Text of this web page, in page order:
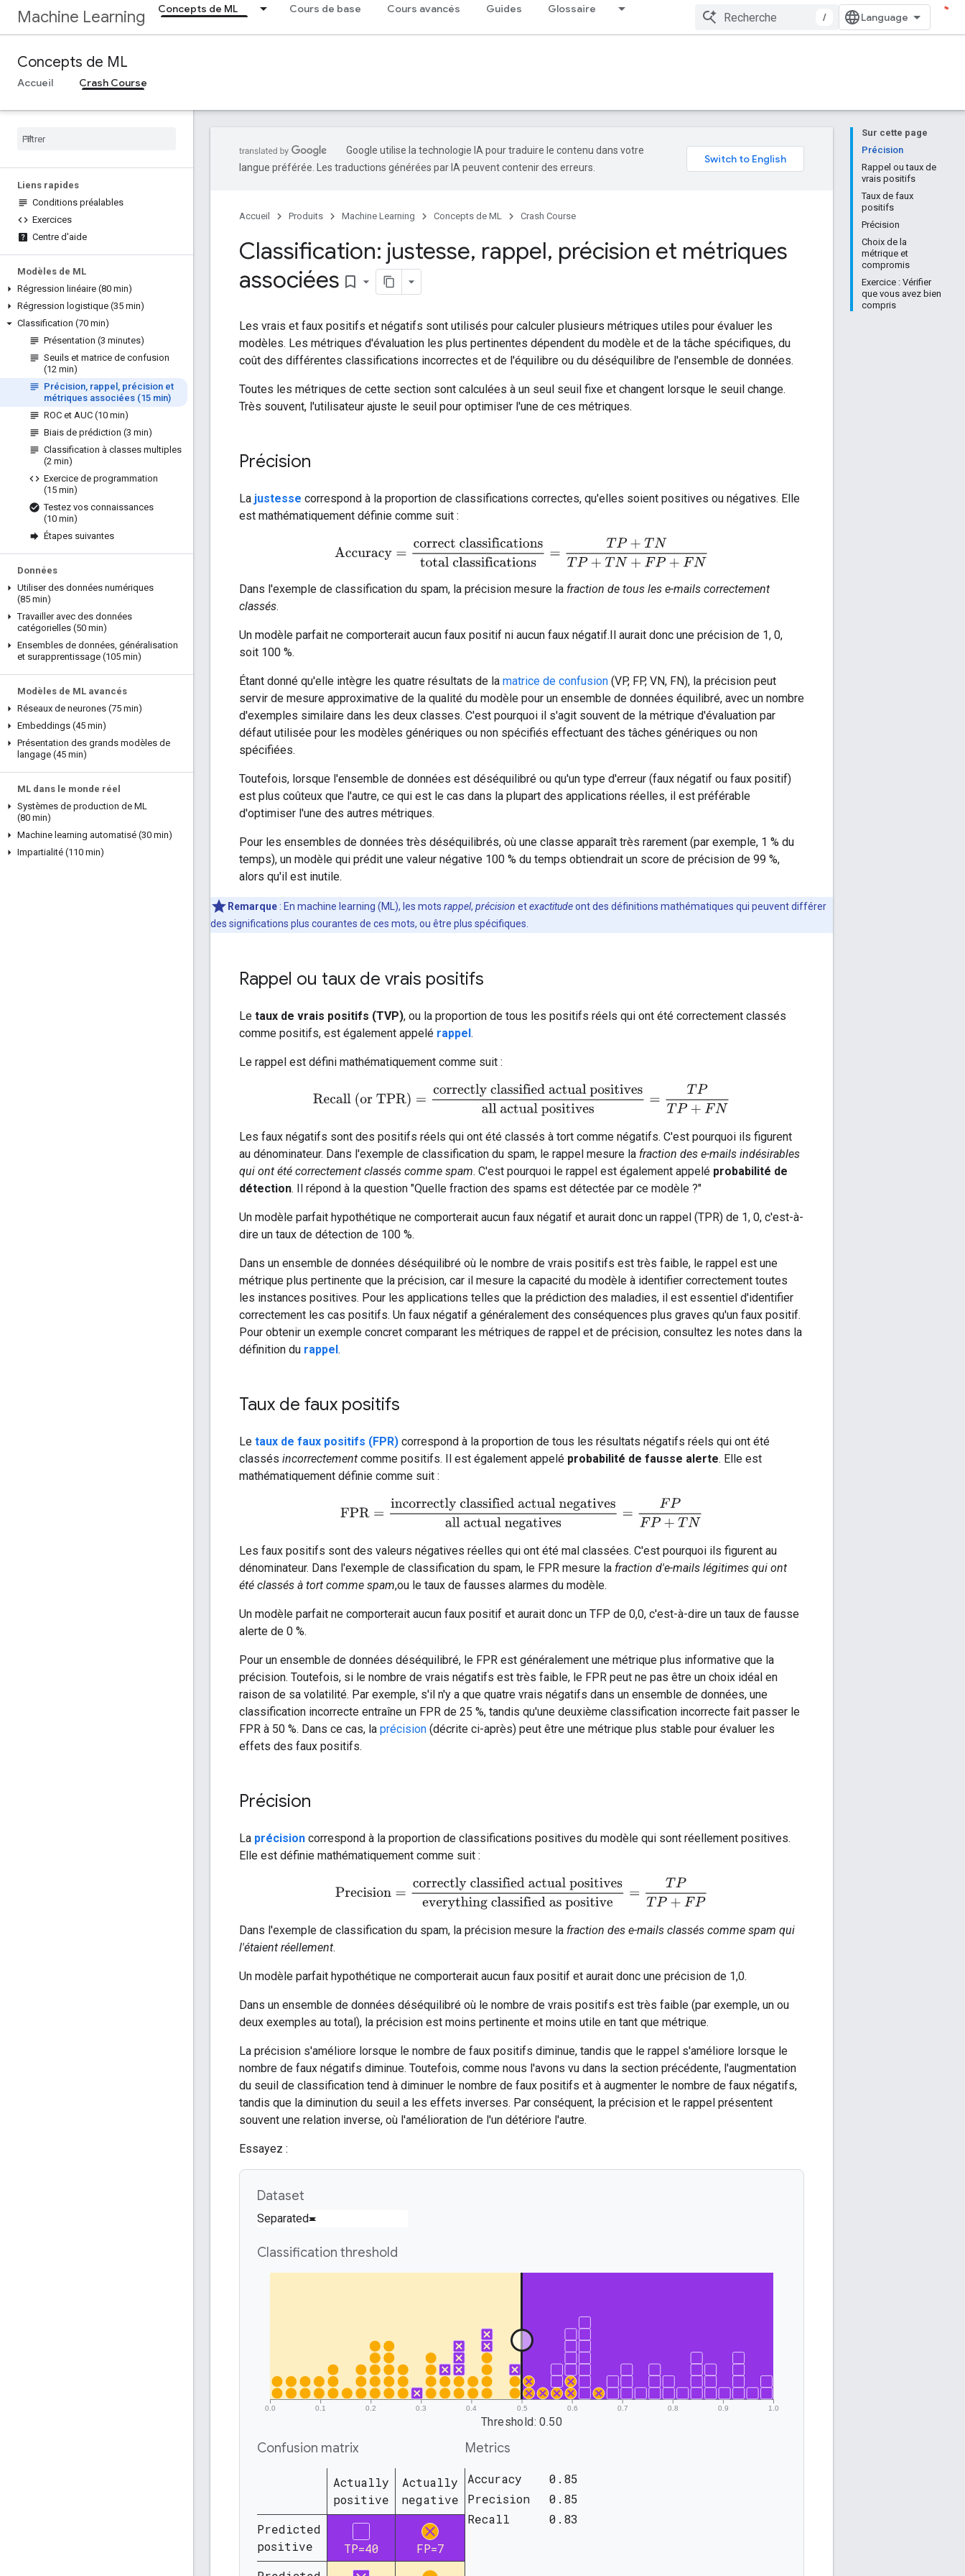
Machine Learning Concepts de ML Cours de base Cours avancés Guides Glossaire
/
Concepts de ML
Accueil Crash Course
Liens rapides
Conditions préalables
Exercices
Centre d'aide
Modèles de ML
Régression linéaire (80 min)
Régression logistique (35 min)
Classification (70 min)
Présentation (3 minutes)
Seuils et matrice de confusion
(12 min)
Précision, rappel , précision et
métriques associées (15 min)
ROC et AUC (10 min)
Biais de prédiction (3 min)
Classification à classes multiples
(2 min)
Exercice de programmation
(15 min)
Testez vos connaissances
(10 min)
Étapes suivantes
Données
Utiliser des données numériques
(85 min)
Travailler avec des données
catégorielles (50 min)
Ensembles de données, généralisation
et surapprentissage (105 min)
Modèles de ML avancés
Réseaux de neurones (75 min)
Embeddings (45 min)
Présentation des grands modèles de
langage (45 min)
ML dans le monde réel
Systèmes de production de ML
(80 min)
Machine learning automatisé (30 min)
Impartialité (110 min)
Sur cette page
Précision
Rappel ou taux de
vrais positifs
Taux de faux
positifs
Précision
Choix de la
métrique et
compromis
Exercice : Vérifier
que vous avez bien
compris
Google utilise la technologie IA pour traduire le contenu dans votre
langue préférée. Les traductions générées par IA peuvent contenir des erreurs.
Accueil Produits Machine Learning Concepts de ML Crash Course
Classification: justesse, rappel, précision et métriques
associées bookmark_border
Les vrais et faux positifs et négatifs sont utilisés pour calculer plusieurs métriques utiles pour évaluer les
modèles. Les métriques d'évaluation les plus pertinentes dépendent du modèle et de la tâche spécifiques, du
coût des différentes classifications incorrectes et de l'équilibre ou du déséquilibre de l'ensemble de données.
Toutes les métriques de cette section sont calculées à un seul seuil fixe et changent lorsque le seuil change.
Très souvent, l'utilisateur ajuste le seuil pour optimiser l'une de ces métriques.
Précision
La justesse correspond à la proportion de classifications correctes, qu'elles soient positives ou négatives. Elle
est mathématiquement définie comme suit :
Accuracy correct classificationstotal classifications TP+T NTP+TN
Dans l'exemple de classification du spam, la précision mesure la fraction de tous les e-mails correctement
classés.
Un modèle parfait ne comporterait aucun faux positif ni aucun faux négatif.Il aurait donc une précision de 1, 0,
soit 100 %.
Étant donné qu'elle intègre les quatre résultats de la matrice de confusion (VP, FP, VN, FN), la précision peut
servir de mesure approximative de la qualité du modèle pour un ensemble de données équilibré, avec un nombre
d'exemples similaire dans les deux classes. C'est pourquoi il s'agit souvent de la métrique d'évaluation par
défaut utilisée pour les modèles génériques ou non spécifiés effectuant des tâches génériques ou non
spécifiées.
Toutefois, lorsque l'ensemble de données est déséquilibré ou qu'un type d'erreur (faux négatif ou faux positif)
est plus coûteux que l'autre, ce qui est le cas dans la plupart des applications réelles, il est préférable
d'optimiser l'une des autres métriques.
Pour les ensembles de données très déséquilibrés, où une classe apparaît très rarement (par exemple, 1 % du
temps), un modèle qui prédit une valeur négative 100 % du temps obtiendrait un score de précision de 99 %,
alors qu'il est inutile.
Remarque : En machine learning (ML), les mots rappel, précision etexactitudeont des définitions mathématiques qui peuvent différer
des significations plus courantes de ces mots, ou être plus spécifiques.
Rappel ou taux de vrais positifs
Le taux de vrais positifs (TVP), ou la proportion de tous les positifs réels qui ont été correctement classés
comme positifs, est également appelé rappel.
Le rappel est défini mathématiquement comme suit :
Recall (or TPR)=correctly classified actual positivesall actual positives PTP+
Les faux négatifs sont des positifs réels qui ont été classés à tort comme négatifs. C'est pourquoi ils figurent
au dénominateur. Dans l'exemple de classification du spam, le rappel mesure la fraction des e-mails indésirables
qui ont été correctement classés comme spam. C'est pourquoi le rappel est également appelé probabilité de
détection. Il répond à la question "Quelle fraction des spams est détectée par ce modèle ?"
Un modèle parfait hypothétique ne comporterait aucun faux négatif et aurait donc un rappel (TPR) de 1, 0, c'est-à-
dire un taux de détection de 100 %.
Dans un ensemble de données déséquilibré où le nombre de vrais positifs est très faible, le rappel est une
métrique plus pertinente que la précision, car il mesure la capacité du modèle à identifier correctement toutes
les instances positives. Pour les applications telles que la prédiction des maladies, il est essentiel d'identifier
correctement les cas positifs. Un faux négatif a généralement des conséquences plus graves qu'un faux positif.
Pour obtenir un exemple concret comparant les métriques de rappel et de précision, consultez les notes dans la
définition du rappel.
Taux de faux positifs
Le taux de faux positifs (FPR) correspond à la proportion de tous les résultats négatifs réels qui ont été
classés incorrectement comme positifs. Il est également appelé probabilité de fausse alerte. Elle est
mathématiquement définie comme suit :
FPR= incorrectly classified actual negatives all actual negatives =FPF
Les faux positifs sont des valeurs négatives réelles qui ont été mal classées. C'est pourquoi ils figurent au
dénominateur. Dans l'exemple de classification du spam, le FPR mesure la fraction d'e-mails légitimes qui ont
été classés à tort comme spam,ou le taux de fausses alarmes du modèle.
Un modèle parfait ne comporterait aucun faux positif et aurait donc un TFP de 0,0, c'est-à-dire un taux de fausse
alerte de 0 %.
Pour un ensemble de données déséquilibré, le FPR est généralement une métrique plus informative que la
précision. Toutefois, si le nombre de vrais négatifs est très faible, le FPR peut ne pas être un choix idéal en
raison de sa volatilité. Par exemple, s'il n'y a que quatre vrais négatifs dans un ensemble de données, une
classification incorrecte entraîne un FPR de 25 %, tandis qu'une deuxième classification incorrecte fait passer le
FPR à 50 %. Dans ce cas, la précision (décrite ci-après) peut être une métrique plus stable pour évaluer les
effets des faux positifs.
Précision
La précision correspond à la proportion de classifications positives du modèle qui sont réellement positives.
Elle est définie mathématiquement comme suit :
Precision correctly classified actual positives everything classified as positive
Dans l'exemple de classification du spam, la précision mesure la fraction des e-mails classés comme spam qui
l'étaient réellement.
Un modèle parfait hypothétique ne comporterait aucun faux positif et aurait donc une précision de 1,0.
Dans un ensemble de données déséquilibré où le nombre de vrais positifs est très faible (par exemple, un ou
deux exemples au total), la précision est moins pertinente et moins utile en tant que métrique.
La précision s'améliore lorsque le nombre de faux positifs diminue, tandis que le rappel s'améliore lorsque le
nombre de faux négatifs diminue. Toutefois, comme nous l'avons vu dans la section précédente, l'augmentation
du seuil de classification tend à diminuer le nombre de faux positifs et à augmenter le nombre de faux négatifs,
tandis que la diminution du seuil a les effets inverses. Par conséquent, la précision et le rappel présentent
souvent une relation inverse, où l'amélioration de l'un détériore l'autre.
Essayez :